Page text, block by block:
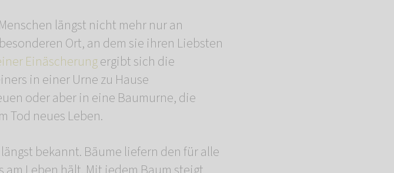
längst nicht mehr nur an
Ort, an dem sie ihren Liebsten
Einäscherungergibt sich die
in einer Urne zu Hause
oder aber in eine Baumurne, die
Tod neues Leben.
bekannt. Bäume liefern den für alle